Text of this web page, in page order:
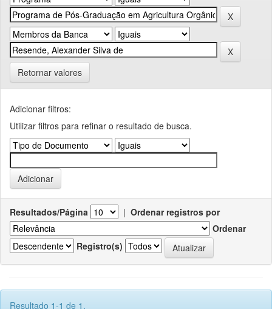
Retornar valores
Adicionar filtros:
Utilizar filtros para refinar o resultado de busca.
Resultados/Página | Ordenar registros por
Ordenar
Registro(s)
Resultado 1-1 de 1.